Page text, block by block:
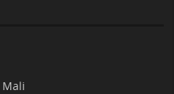
Mali